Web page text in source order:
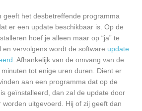
geeft het desbetreffende programma
er een update beschikbaar is. Op de
hoef je alleen maar op “ja” te
en vervolgens wordt de software update
. Afhankelijk van de omvang van de
tot enige uren duren. Dient er
aan een programma dat op de
geïnstalleerd, dan zal de update door
uitgevoerd. Hij of zij geeft dan